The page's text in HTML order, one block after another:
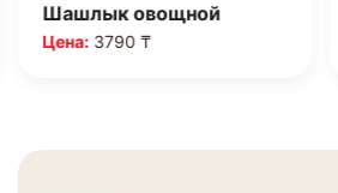
Шашлык овощной
Цена: 3790 ₸